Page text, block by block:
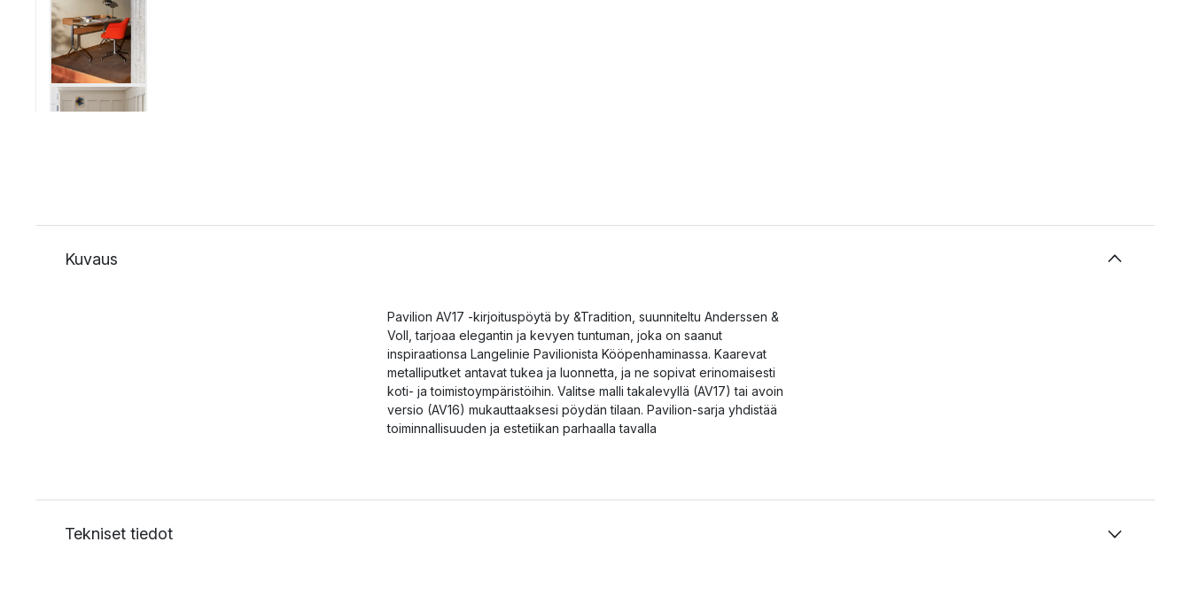
Kuvaus
Pavilion AV17 -kirjoituspöytä by &Tradition, suunniteltu Anderssen &
Voll, tarjoaa elegantin ja kevyen tuntuman, joka on saanut
inspiraationsa Langelinie Pavilionista Kööpenhaminassa. Kaarevat
metalliputket antavat tukea ja luonnetta, ja ne sopivat erinomaisesti
koti- ja toimistoympäristöihin. Valitse malli takalevyllä (AV17) tai avoin
versio (AV16) mukauttaaksesi pöydän tilaan. Pavilion-sarja yhdistää
toiminnallisuuden ja estetiikan parhaalla tavalla
Tekniset tiedot